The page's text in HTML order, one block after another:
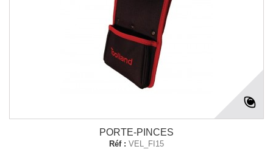
PORTE-PINCES
Réf : VEL_FI15